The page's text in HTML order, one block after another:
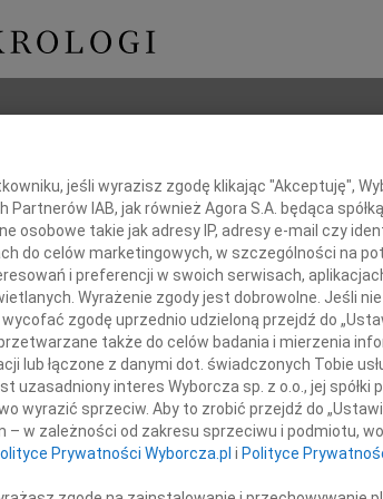
Zawadzki
roku, odszedł nasz Tata
Zawadzki
jeśli wyrazisz zgodę klikając "Akceptuję",
Partnerów IAB, jak również Agora S.A. będąca
osobowe takie jak adresy IP, adresy e-mail czy
do celów marketingowych, w szczególności na
i preferencji w swoich serwisach,
Wyrażenie zgody jest dobrowolne. Jeśli
zgodę uprzednio udzieloną przejdź do
także do celów badania i mierzenia
lub łączone z danymi dot. świadczonych Tobie
interes Wyborcza sp. z o.o., jej spółki
wyrazić sprzeciw. Aby to zrobić przejdź do
w zależności od zakresu sprzeciwu i podmiotu,
Prywatności Wyborcza.pl i Polityce